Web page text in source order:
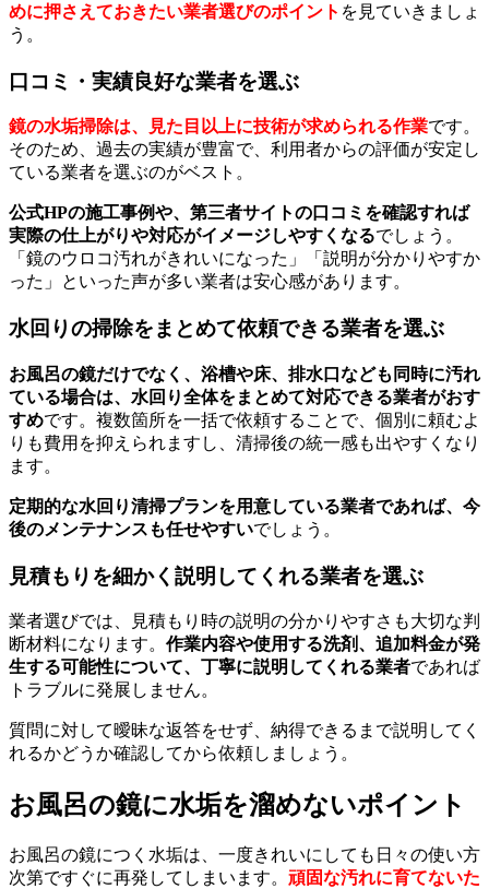
めに押さえておきたい業者選びのポイント を見ていきましょ
う。
口コミ・実績良好な業者を選ぶ
鏡の水垢掃除は、見た目以上に技術が求められる作業です。
そのため、過去の実績が豊富で、利用者からの評価が安定し
ている業者を選ぶのがベスト。
公式HPの施工事例や、第三者サイトの口コミを確認すれば
実際の仕上がりや対応がイメージしやすくなるでしょう。
「鏡のウロコ汚れがきれいになった」「説明が分かりやすか
った」といった声が多い業者は安心感があります。
水回りの掃除をまとめて依頼できる業者を選ぶ
お風呂の鏡だけでなく、浴槽や床、排水口なども同時に汚れ
ている場合は、水回り全体をまとめて対応できる業者がおす
すめです。複数箇所を一括で依頼することで、個別に頼むよ
りも費用を抑えられますし、清掃後の統一感も出やすくなり
ます。
定期的な水回り清掃プランを用意している業者であれば、今
後のメンテナンスも任せやすいでしょう。
見積もりを細かく説明してくれる業者を選ぶ
業者選びでは、見積もり時の説明の分かりやすさも大切な判
断材料になります。 作業内容や使用する洗剤、追加料金が発
生する可能性について、丁寧に説明してくれる業者であれば
トラブルに発展しません。
質問に対して曖昧な返答をせず、納得できるまで説明してく
れるかどうか確認してから依頼しましょう。
お風呂の鏡に水垢を溜めないポイント
お風呂の鏡につく水垢は、一度きれいにしても日々の使い方
次第ですぐに再発してしまいます。 頑固な汚れに育てないた